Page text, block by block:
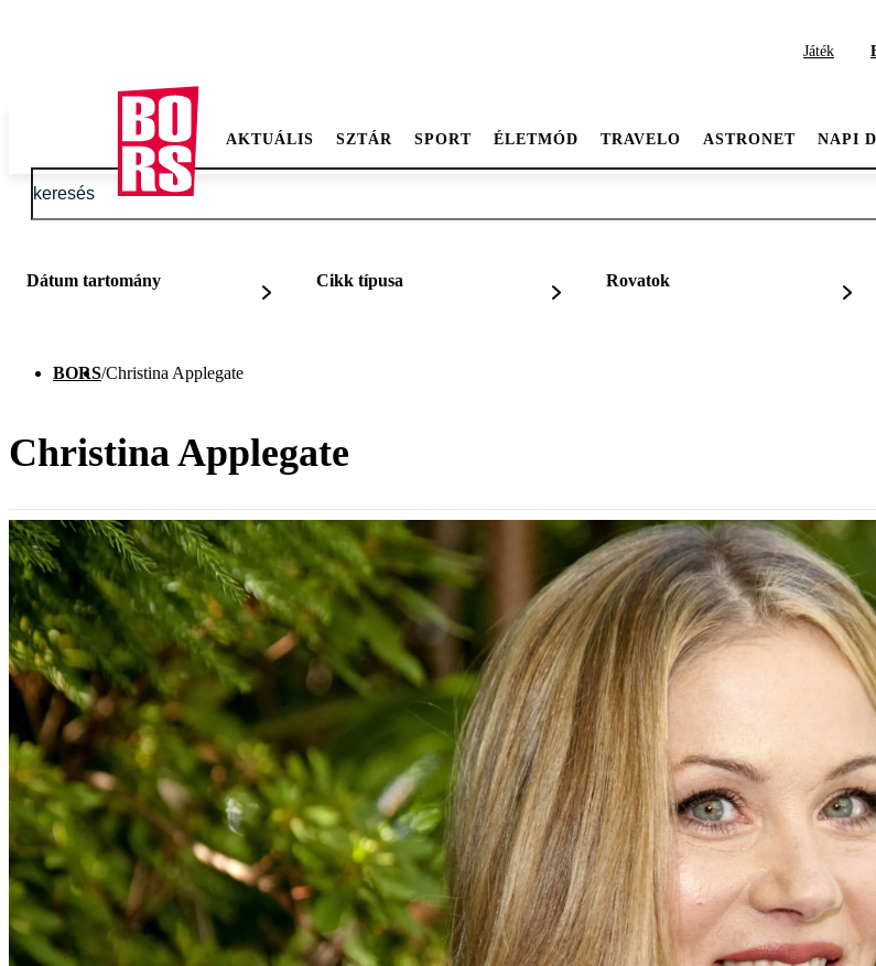
Játék
AKTUÁLIS SZTÁR SPORT ÉLETMÓD TRAVELO ASTRONET NAPI
Dátum tartomány Cikk típusa Rovatok
BORS/Christina Applegate
Christina Applegate